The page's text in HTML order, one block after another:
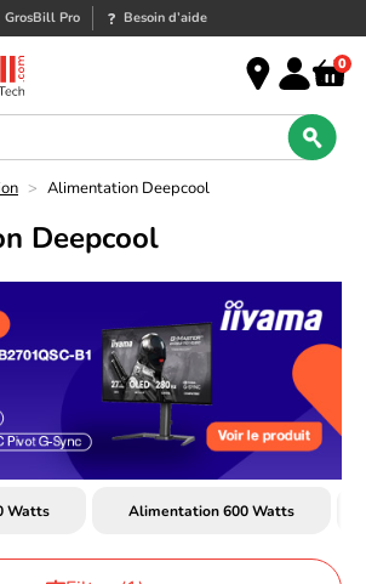
GrosBill Pro Besoin d’aide
0
> Alimentation Deepcool
Deepcool
Watts Alimentation 600 Watts